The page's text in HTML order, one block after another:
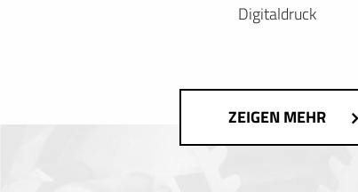
Digitaldruck
ZEIGEN MEHR